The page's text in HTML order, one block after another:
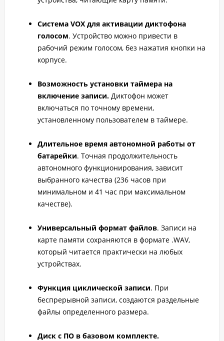
Система VOX для активации диктофона
голосом. Устройство можно привести в
рабочий режим голосом, без нажатия кнопки на
корпусе.
Возможность установки таймера на
включение записи. Диктофон может
включаться по точному времени,
установленному пользователем в таймере.
Длительное время автономной работы от
батарейки. Точная продолжительность
автономного функционирования, зависит
выбранного качества (236 часов при
минимальном и 41 час при максимальном
качестве).
Универсальный формат файлов. Записи на
карте памяти сохраняются в формате .WAV,
который читается практически на любых
устройствах.
Функция циклической записи. При
беспрерывной записи, создаются раздельные
файлы определенного размера.
Диск с ПО в базовом комплекте.